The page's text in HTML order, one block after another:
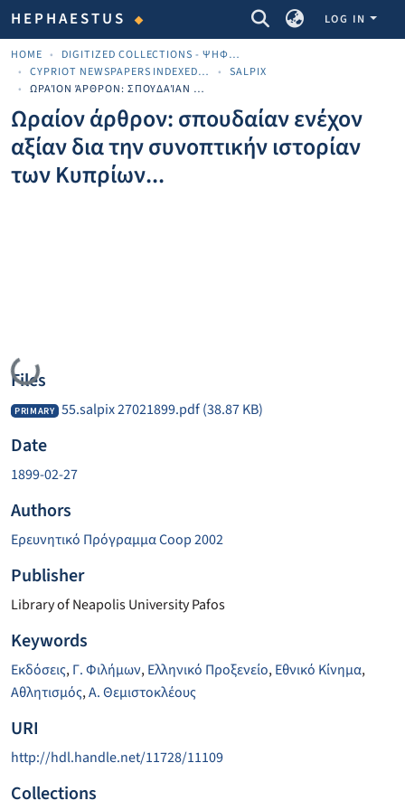
HEPHAESTUS COMMUNITIES & COLLECTIONS
LOG IN
HOME
DIGITIZED COLLECTIONS - ΨΗΦΙΟΠΟΙΗΜΈΝΕΣ ΣΥΛΛΟΓΈΣ
CYPRIOT NEWSPAPERS INDEXED MATERIAL
SALPIX
ΩΡΑΊΟΝ ΆΡΘΡΟΝ: ΣΠΟΥΔΑΊΑΝ ΕΝΈΧΟΝ ΑΞΊΑΝ ΔΙΑ ΤΗΝ ΣΥΝΟΠΤΙΚΉΝ ΙΣΤΟΡΊΑΝ ΤΩΝ ΚΥΠΡΊΩΝ...
Ωραίον άρθρον: σπουδαίαν ενέχον
αξίαν δια την συνοπτικήν ιστορίαν
των Κυπρίων...
Loading...
Files
PRIMARY 55.salpix 27021899.pdf(38.87 KB)
Date
1899-02-27
Authors
Ερευνητικό Πρόγραμμα Coop 2002
Publisher
Library of Neapolis University Pafos
Keywords
Εκδόσεις,Γ. Φιλήμων,Ελληνικό Προξενείο,Εθνικό Κίνημα,
Αθλητισμός,Α. Θεμιστοκλέους
URI
http://hdl.handle.net/11728/11109
Collections